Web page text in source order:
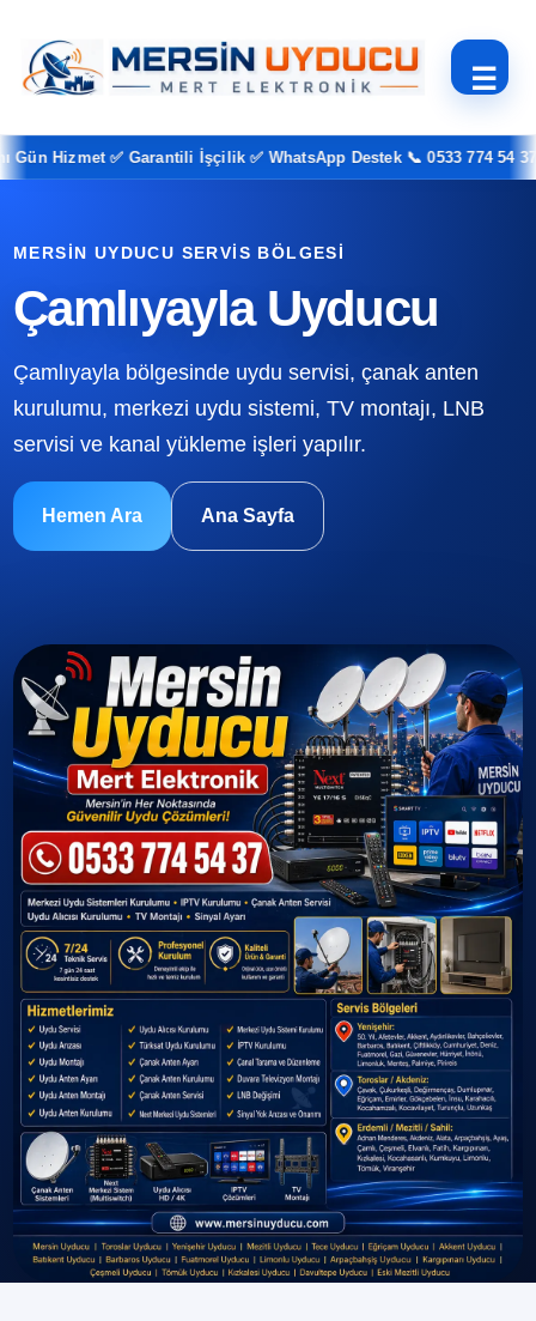
☰
Hizmet ✅ Garantili İşçilik ✅ WhatsApp Destek 📞 0533 774 54 37
MERSIN UYDUCU SERVIS BÖLGESI
Çamlıyayla Uyducu
Çamlıyayla bölgesinde uydu servisi, çanak anten
kurulumu, merkezi uydu sistemi, TV montajı, LNB
servisi ve kanal yükleme işleri yapılır.
Hemen Ara Ana Sayfa